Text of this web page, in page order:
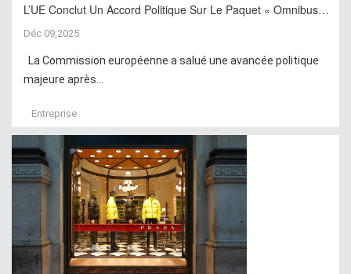
L’UE Conclut Un Accord Politique Sur Le Paquet « Omnibus…
Déc 09,2025
La Commission européenne a salué une avancée politique
majeure après...
Entreprise